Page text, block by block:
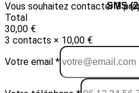
Email (10 €) SMS
Vous souhaitez contacter 3
Total
30,00 €
3 contacts × 10,00 €
Votre email *